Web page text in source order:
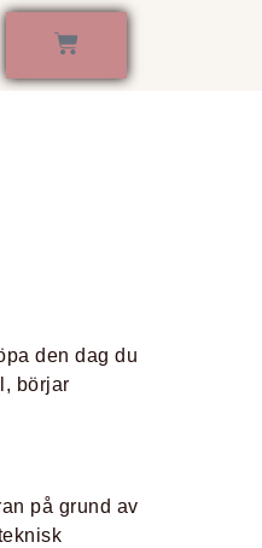
den dag du
börjar
på grund av